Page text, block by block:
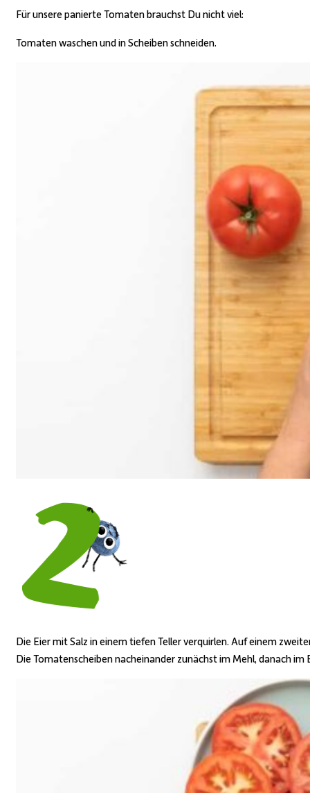
Für unsere panierte Tomaten brauchst Du nicht viel:
Tomaten waschen und in Scheiben schneiden.
Die Eier mit Salz in einem tiefen Teller verquirlen. Auf einem
Die Tomatenscheiben nacheinander zunächst im Mehl, danach im